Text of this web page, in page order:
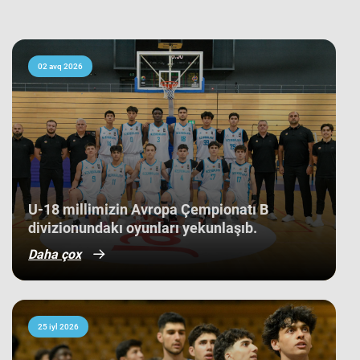
kollektivdən biri olan millimiz,
çempionatı 11-ci pillədə başa vurub.
Bu nəticə Azərbaycan basketbol
tarixində bir ilk kimi də statistikaya
düşüb. İlk baxışda yarışın tam
mərkəzində qərarlaşmaq adi bir
nəticə kimi görünsə də,
komandamızın yer aldığı qrupun
ağırlığı və rəqiblərin səviyyəsi bu
nəticənin adi bir nəticə olmadığını
göstərir. Bunu qrup mərhələsində
qarşılaşdığımız komandaların
çempionatın sonundakı yekun
mövqeləri də aydın sübut edir. Belə ki,
qrupdakı ən güclü rəqibimiz olan
İsveç millisi çempionatın bürünc
5-cisi olub. Şimali Makedoniya
yığması isə ilk onluqda qərarlaşaraq
çempionatı 9-cu sırada bitirib.
Millimiz çempionat boyu göstərdiyi
əzmkar oyun sayəsində ümumi
02 avq 2026
U-18 millimizin Avropa Çempionatı B
divizionundakı oyunları yekunlaşıb.
Daha çox
25 iyl 2026